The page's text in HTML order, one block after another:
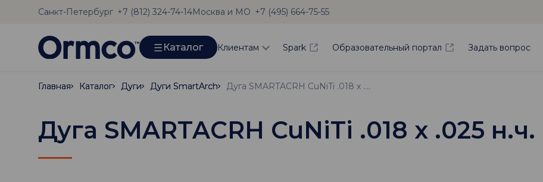
Санкт-Петербург +7 (812) 324-74-14Москва и МО +7 (495) 664-75-55
Каталог Клиентам Spark Образовательный портал Задать вопрос
Главная
Главная Каталог
Каталог Дуги
Дуги Дуги SmartArch
Дуги SmartArch Дуга SMARTACRH CuNiTi .018 х .025 н.ч.
Дуга SMARTACRH CuNiTi .018 х .025 н.ч.